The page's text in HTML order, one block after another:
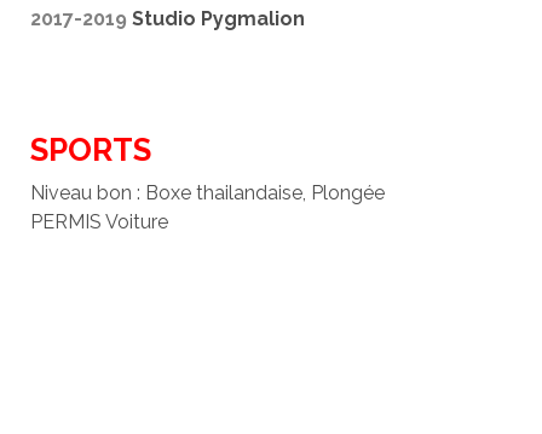
2017-2019 Studio Pygmalion
SPORTS
Niveau bon : Boxe thailandaise, Plongée
PERMIS Voiture